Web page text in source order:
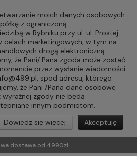
moich danych osobowych
z ograniczoną
w Rybniku przy ul. ul. Prostej
celach marketingowych, w tym na
drogą elektroniczną.
że Pani/ Pana zgoda może zostać
przez wysłanie wiadomości
, spod adresu, którego
że Pani /Pana dane osobowe
zgody nie będą
innym podmiotom.
Akceptuję
Dowiedz się więcej
dostawa od 4990zł